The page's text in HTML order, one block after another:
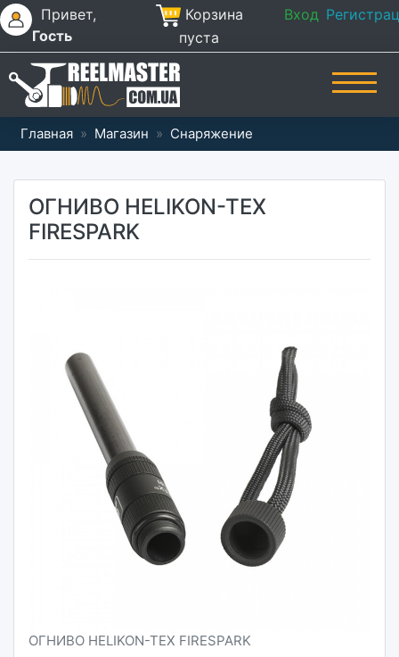
Привет,
Гость
Корзина
пуста
Вход
Главная » Магазин » Снаряжение
ОГНИВО HELIKON-TEX
FIRESPARK
ОГНИВО HELIKON-TEX FIRESPARK